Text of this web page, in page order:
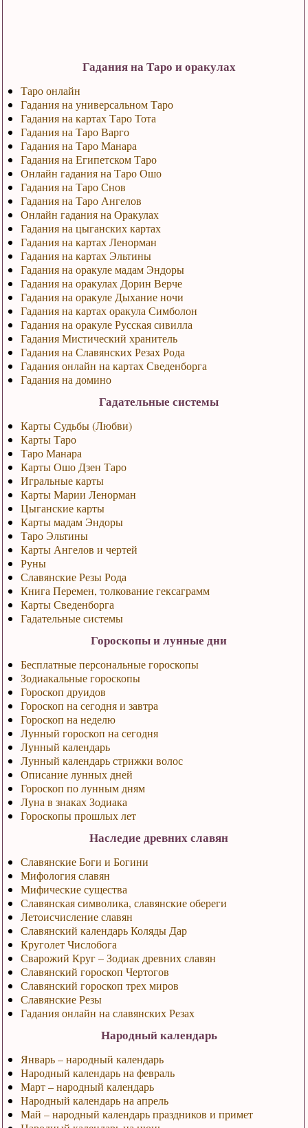
Гадания на Таро и оракулах
Таро онлайн
Гадания на универсальном Таро
Гадания на картах Таро Тота
Гадания на Таро Варго
Гадания на Таро Манара
Гадания на Египетском Таро
Онлайн гадания на Таро Ошо
Гадания на Таро Снов
Гадания на Таро Ангелов
Онлайн гадания на Оракулах
Гадания на цыганских картах
Гадания на картах Ленорман
Гадания на картах Эльтины
Гадания на оракуле мадам Эндоры
Гадания на оракулах Дорин Верче
Гадания на оракуле Дыхание ночи
Гадания на картах оракула Симболон
Гадания на оракуле Русская сивилла
Гадания Мистический хранитель
Гадания на Славянских Резах Рода
Гадания онлайн на картах Сведенборга
Гадания на домино
Гадательные системы
Карты Судьбы (Любви)
Карты Таро
Таро Манара
Карты Ошо Дзен Таро
Игральные карты
Карты Марии Ленорман
Цыганские карты
Карты мадам Эндоры
Таро Эльтины
Карты Ангелов и чертей
Руны
Славянские Резы Рода
Книга Перемен, толкование гексаграмм
Карты Сведенборга
Гадательные системы
Гороскопы и лунные дни
Бесплатные персональные гороскопы
Зодиакальные гороскопы
Гороскоп друидов
Гороскоп на сегодня и завтра
Гороскоп на неделю
Лунный гороскоп на сегодня
Лунный календарь
Лунный календарь стрижки волос
Описание лунных дней
Гороскоп по лунным дням
Луна в знаках Зодиака
Гороскопы прошлых лет
Наследие древних славян
Славянские Боги и Богини
Мифология славян
Мифические существа
Славянская символика, славянские обереги
Летоисчисление славян
Славянский календарь Коляды Дар
Круголет Числобога
Сварожий Круг – Зодиак древних славян
Славянский гороскоп Чертогов
Славянский гороскоп трех миров
Славянские Резы
Гадания онлайн на славянских Резах
Народный календарь
Январь – народный календарь
Народный календарь на февраль
Март – народный календарь
Народный календарь на апрель
Май – народный календарь праздников и примет